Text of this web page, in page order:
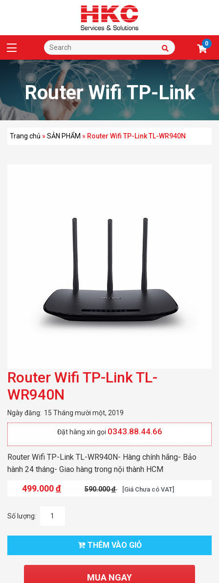
0
Router Wifi TP-Link
TL-WR940N
Trang chủ »SẢN PHẨM » Router Wifi TP-Link TL-WR940N
Router Wifi TP-Link TL-
WR940N
Ngày đăng: 15 Tháng mười một, 2019
Đặt hàng xin gọi 0343.88.44.66
Router Wifi TP-Link TL-WR940N- Hàng chính hãng- Bảo
hành 24 tháng- Giao hàng trong nội thành HCM
499.000đ 590.000đ [Giá Chưa có VAT]
Số lượng:
THÊM VÀO GIỎ
MUA NGAY